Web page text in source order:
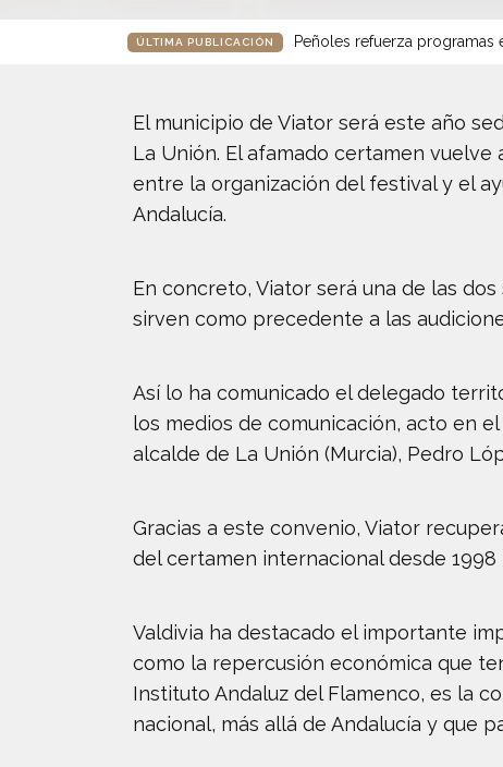
ÚLTIMA PUBLICACIÓN Peñoles refuerza programas
El municipio de Viator será este año
La Unión. El afamado certamen
entre la organización del festival y el
Andalucía.
En concreto, Viator será una de las
sirven como precedente a las
Así lo ha comunicado el delegado
los medios de comunicación, acto en
alcalde de La Unión (Murcia), Pedro
Gracias a este convenio, Viator
del certamen internacional desde
Valdivia ha destacado el importante
como la repercusión económica que
Instituto Andaluz del Flamenco, es la
nacional, más allá de Andalucía y que